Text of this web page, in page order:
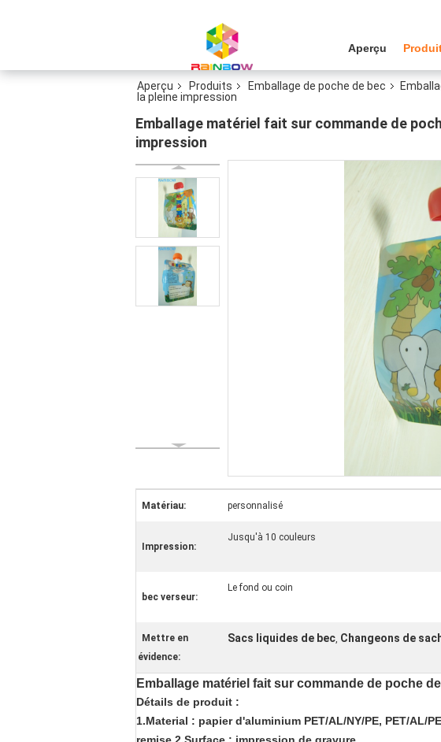
Aperçu
Aperçu Produits Emballage de poche de bec
la pleine impression
Emballage matériel fait sur commande de
impression
Matériau: personnalisé
Impression:
Jusqu'à 10 couleurs
bec verseur:
Le fond ou coin
Mettre en
évidence:
Sacs liquides de bec, Changeons de
Emballage matériel fait sur commande de poche
Détails de produit :
1.Material : papier d'aluminium PET/AL/NY/PE, PET/AL/